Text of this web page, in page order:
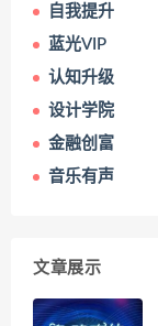
自我提升
蓝光VIP
认知升级
设计学院
金融创富
音乐有声
文章展示